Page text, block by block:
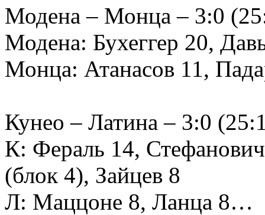
Модена – Монца – 3:0
Модена: Бухеггер 20,
Монца: Атанасов 11,
Кунео – Латина – 3:0
К: Фераль 14,
(блок 4), Зайцев 8
Л: Маццоне 8, Ланца 8…